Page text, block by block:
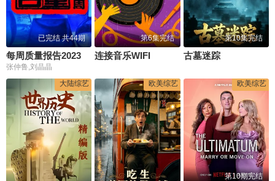
已完结 共44期
每周质量报告2023
张仲鲁,刘晶晶
第6集完结
连接音乐WIFI
第10集完结
古墓迷踪
大陆综艺 欧美综艺 欧美综艺
第10期完结